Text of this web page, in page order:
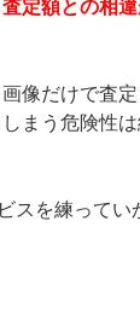
査定額との相
像だけで査
まう危険性
スを練ってい